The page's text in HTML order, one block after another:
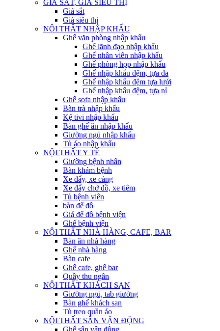
GIÁ SẮT, GIÁ SIÊU THỊ
Giá sắt
Giá siêu thị
NỘI THẤT NHẬP KHẨU
Ghế văn phòng nhập khẩu
Ghế lãnh đạo nhập khẩu
Ghế nhân viên nhập khẩu
Ghế phòng họp nhập khẩu
Ghế nhập khẩu đệm, tựa da
Ghế nhập khẩu đệm tựa lưới
Ghế nhập khẩu đệm, tựa nỉ
Ghế sofa nhập khẩu
Bàn trà nhập khẩu
Kệ tivi nhập khẩu
Bàn ghế ăn nhập khẩu
Giường ngủ nhập khẩu
Tủ áo nhập khẩu
NỘI THẤT Y TẾ
Giường bệnh nhân
Bàn khám bệnh
Xe đẩy, xe cáng
Xe đẩy chở đồ, xe tiêm
Tủ bệnh viên
bàn để đồ
Giá để đồ bệnh viện
Ghế bệnh viện
NỘI THẤT NHÀ HÀNG, CAFE, BAR
Bàn ăn nhà hàng
Ghế nhà hàng
Bàn cafe
Ghế cafe, ghế bar
Quầy thu ngân
NỘI THẤT KHÁCH SẠN
Giường ngủ, tab giường
Bàn ghế khách sạn
Tủ treo quần áo
NỘI THẤT SÂN VẬN ĐỘNG
Ghế sân vận động